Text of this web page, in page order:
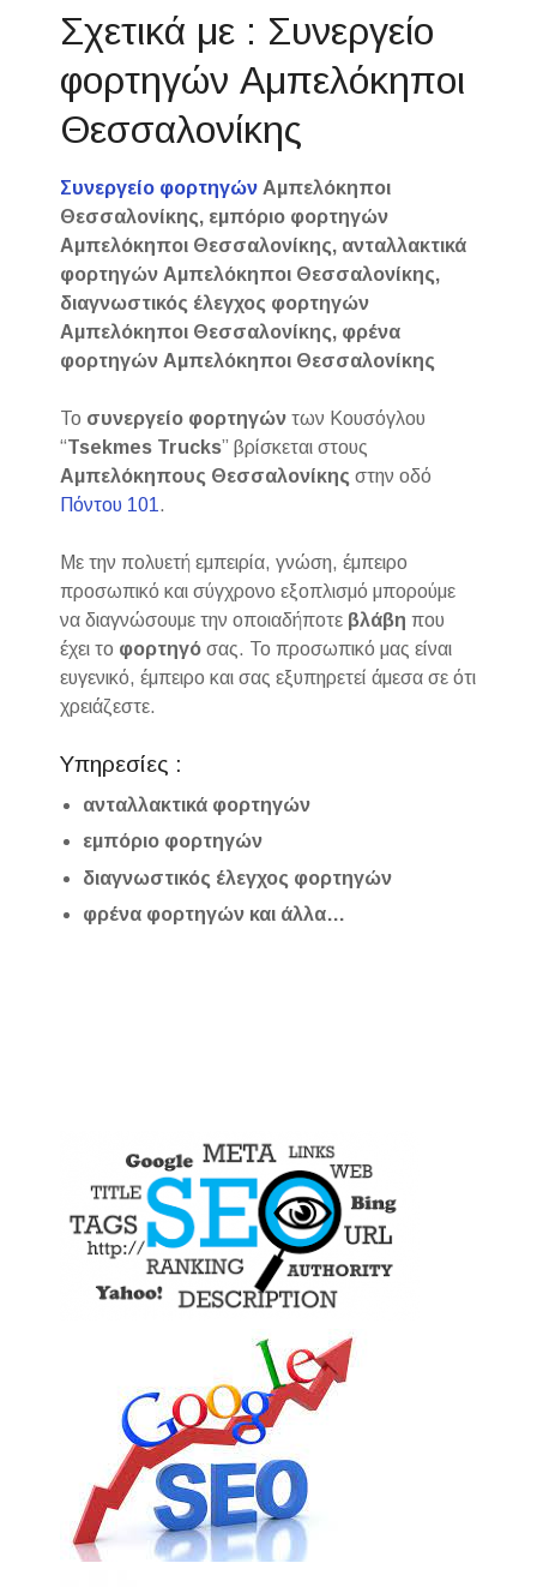
Σχετικά με : Συνεργείο
φορτηγών Αμπελόκηποι
Θεσσαλονίκης
Συνεργείο φορτηγών Αμπελόκηποι
Θεσσαλονίκης, εμπόριο φορτηγών
Αμπελόκηποι Θεσσαλονίκης, ανταλλακτικά
φορτηγών Αμπελόκηποι Θεσσαλονίκης,
διαγνωστικός έλεγχος φορτηγών
Αμπελόκηποι Θεσσαλονίκης, φρένα
φορτηγών Αμπελόκηποι Θεσσαλονίκης
Το συνεργείο φορτηγών των Κουσόγλου
“Tsekmes Trucks” βρίσκεται στους
Αμπελόκηπους Θεσσαλονίκης στην οδό
Πόντου 101 .
Με την πολυετή εμπειρία, γνώση, έμπειρο
προσωπικό και σύγχρονο εξοπλισμό μπορούμε
να διαγνώσουμε την οποιαδήποτε βλάβη που
έχει το φορτηγό σας. Το προσωπικό μας είναι
ευγενικό, έμπειρο και σας εξυπηρετεί άμεσα σε ότι
χρειάζεστε.
Υπηρεσίες :
ανταλλακτικά φορτηγών
εμπόριο φορτηγών
διαγνωστικός έλεγχος φορτηγών
φρένα φορτηγών και άλλα…